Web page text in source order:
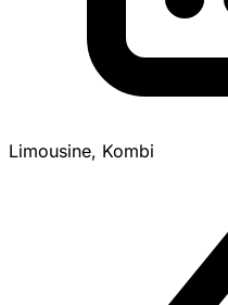
Limousine, Kombi